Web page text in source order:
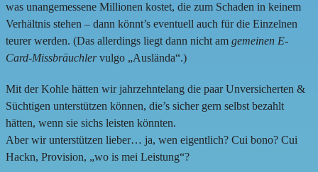
was unangemessene Millionen kostet, die zum Schaden in keinem
Verhältnis stehen – dann könnt’s eventuell auch für die Einzelnen
teurer werden. (Das allerdings liegt dann nicht am gemeinen E-
Card-Missbräuchlervulgo „Auslända“.)
Mit der Kohle hätten wir jahrzehntelang die paar Unversicherten &
Süchtigen unterstützen können, die’s sicher gern selbst bezahlt
hätten, wenn sie sichs leisten könnten.
Aber wir unterstützen lieber… ja, wen eigentlich? Cui bono? Cui
Hackn, Provision, „wo is mei Leistung“?